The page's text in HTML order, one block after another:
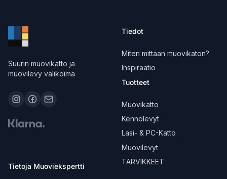
Suurin muovikatto ja
muovilevy valikoima
Tietoja Muoviekspertti
Tiedot
Miten mittaan muovikaton?
Inspiraatio
Tuotteet
Muovikatto
Kennolevyt
Lasi- & PC-Katto
Muovilevyt
TARVIKKEET